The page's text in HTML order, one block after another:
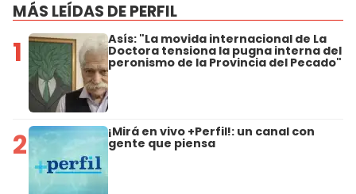
MÁS LEÍDAS DE PERFIL
1 Asís: "La movida internacional de La
Doctora tensiona la pugna interna del
peronismo de la Provincia del Pecado"
2 ¡Mirá en vivo +Perfil!: un canal con
gente que piensa